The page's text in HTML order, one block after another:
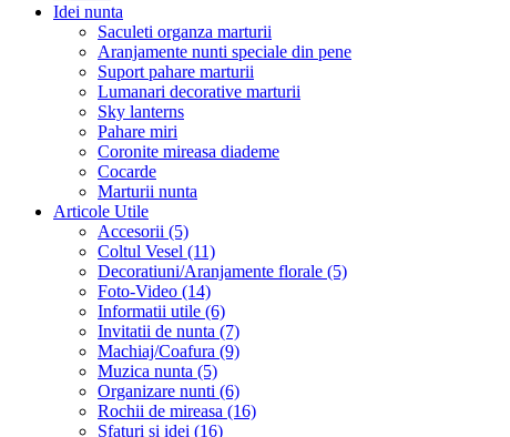
Idei nunta
Saculeti organza marturii
Aranjamente nunti speciale din pene
Suport pahare marturii
Lumanari decorative marturii
Sky lanterns
Pahare miri
Coronite mireasa diademe
Cocarde
Marturii nunta
Articole Utile
Accesorii (5)
Coltul Vesel (11)
Decoratiuni/Aranjamente florale (5)
Foto-Video (14)
Informatii utile (6)
Invitatii de nunta (7)
Machiaj/Coafura (9)
Muzica nunta (5)
Organizare nunti (6)
Rochii de mireasa (16)
Sfaturi si idei (16)